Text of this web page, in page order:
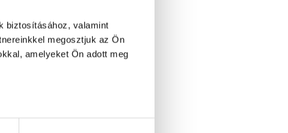
biztosításához, valamint
megosztjuk az Ön
amelyeket Ön adott meg